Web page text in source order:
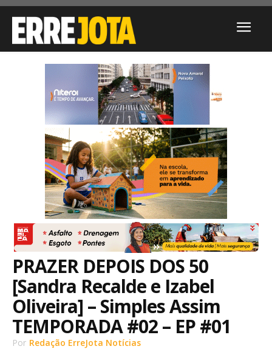
PRAZER DEPOIS DOS 50
[Sandra Recalde e Izabel
Oliveira] – Simples Assim
TEMPORADA #02 – EP #01
Por Redação ErreJota Notícias